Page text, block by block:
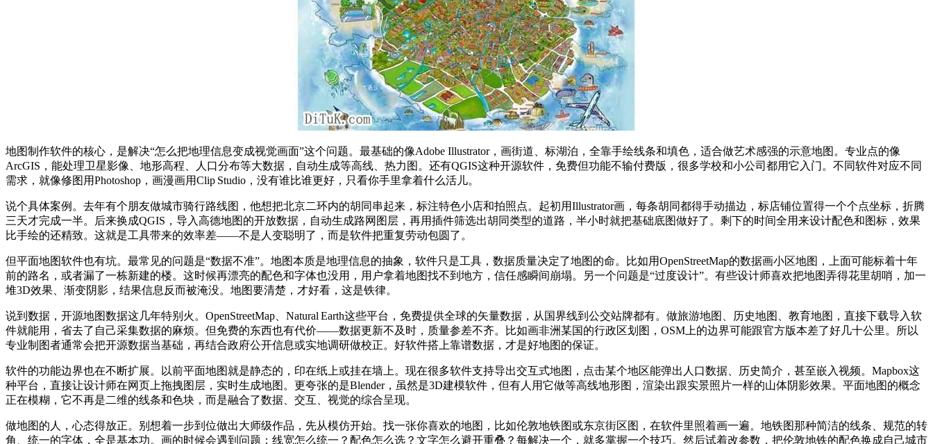
地图制作软件的核心，是解决“怎么把地理信息变成视觉画面”这个问题。最基础的像Adobe Illustrator，画街道、标湖泊，全靠手绘线条和填色，适合做艺术感强的示意地图。专业点的像
ArcGIS，能处理卫星影像、地形高程、人口分布等大数据，自动生成等高线、热力图。还有QGIS这种开源软件，免费但功能不输付费版，很多学校和小公司都用它入门。不同软件对应不同
需求，就像修图用Photoshop，画漫画用Clip Studio，没有谁比谁更好，只看你手里拿着什么活儿。
说个具体案例。去年有个朋友做城市骑行路线图，他想把北京二环内的胡同串起来，标注特色小店和拍照点。起初用Illustrator画，每条胡同都得手动描边，标店铺位置得一个个点坐标，折腾
三天才完成一半。后来换成QGIS，导入高德地图的开放数据，自动生成路网图层，再用插件筛选出胡同类型的道路，半小时就把基础底图做好了。剩下的时间全用来设计配色和图标，效果
比手绘的还精致。这就是工具带来的效率差——不是人变聪明了，而是软件把重复劳动包圆了。
但平面地图软件也有坑。最常见的问题是“数据不准”。地图本质是地理信息的抽象，软件只是工具，数据质量决定了地图的命。比如用OpenStreetMap的数据画小区地图，上面可能标着十年
前的路名，或者漏了一栋新建的楼。这时候再漂亮的配色和字体也没用，用户拿着地图找不到地方，信任感瞬间崩塌。另一个问题是“过度设计”。有些设计师喜欢把地图弄得花里胡哨，加一
堆3D效果、渐变阴影，结果信息反而被淹没。地图要清楚，才好看，这是铁律。
说到数据，开源地图数据这几年特别火。OpenStreetMap、Natural Earth这些平台，免费提供全球的矢量数据，从国界线到公交站牌都有。做旅游地图、历史地图、教育地图，直接下载导入软
件就能用，省去了自己采集数据的麻烦。但免费的东西也有代价——数据更新不及时，质量参差不齐。比如画非洲某国的行政区划图，OSM上的边界可能跟官方版本差了好几十公里。所以
专业制图者通常会把开源数据当基础，再结合政府公开信息或实地调研做校正。好软件搭上靠谱数据，才是好地图的保证。
软件的功能边界也在不断扩展。以前平面地图就是静态的，印在纸上或挂在墙上。现在很多软件支持导出交互式地图，点击某个地区能弹出人口数据、历史简介，甚至嵌入视频。Mapbox这
种平台，直接让设计师在网页上拖拽图层，实时生成地图。更夸张的是Blender，虽然是3D建模软件，但有人用它做等高线地形图，渲染出跟实景照片一样的山体阴影效果。平面地图的概念
正在模糊，它不再是二维的线条和色块，而是融合了数据、交互、视觉的综合呈现。
做地图的人，心态得放正。别想着一步到位做出大师级作品，先从模仿开始。找一张你喜欢的地图，比如伦敦地铁图或东京街区图，在软件里照着画一遍。地铁图那种简洁的线条、规范的转
角、统一的字体，全是基本功。画的时候会遇到问题：线宽怎么统一？配色怎么选？文字怎么避开重叠？每解决一个，就多掌握一个技巧。然后试着改参数，把伦敦地铁的配色换成自己城市